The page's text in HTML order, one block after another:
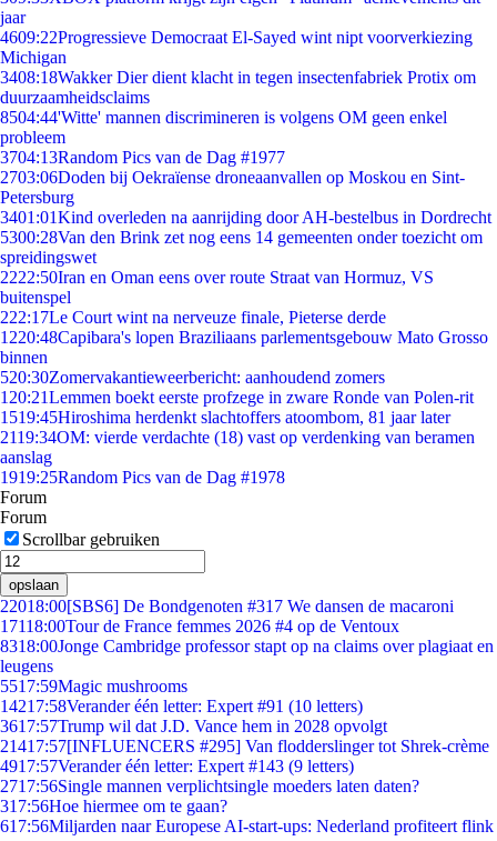
jaar
4609:22Progressieve Democraat El-Sayed wint nipt voorverkiezing
Michigan
3408:18Wakker Dier dient klacht in tegen insectenfabriek Protix om
duurzaamheidsclaims
8504:44'Witte' mannen discrimineren is volgens OM geen enkel
probleem
3704:13Random Pics van de Dag #1977
2703:06Doden bij Oekraïense droneaanvallen op Moskou en Sint-
Petersburg
3401:01Kind overleden na aanrijding door AH-bestelbus in Dordrecht
5300:28Van den Brink zet nog eens 14 gemeenten onder toezicht om
spreidingswet
2222:50Iran en Oman eens over route Straat van Hormuz, VS
buitenspel
222:17Le Court wint na nerveuze finale, Pieterse derde
1220:48Capibara's lopen Braziliaans parlementsgebouw Mato Grosso
binnen
520:30Zomervakantieweerbericht: aanhoudend zomers
1 20:21Lemmen boekt eerste profzege in zware Ronde van Polen-rit
1519:45Hiroshima herdenkt slachtoffers atoombom, 81 jaar later
2119:34OM: vierde verdachte (18) vast op verdenking van beramen
aanslag
1919:25Random Pics van de Dag #1978
Forum
Forum
Scrollbar gebruiken
opslaan
22018:00[SBS6] De Bondgenoten #317 We dansen de macaroni
17118:00Tour de France femmes 2026 #4 op de Ventoux
8318:00Jonge Cambridge professor stapt op na claims over plagiaat en
leugens
5517:59Magic mushrooms
14217:58Verander één letter: Expert #91 (10 letters)
3617:57Trump wil dat J.D. Vance hem in 2028 opvolgt
21417:57[INFLUENCERS #295] Van flodderslinger tot Shrek-crème
4917:57Verander één letter: Expert #143 (9 letters)
2717:56Single mannen verplichtsingle moeders laten daten?
317:56Hoe hiermee om te gaan?
617:56Miljarden naar Europese AI-start-ups: Nederland profiteert flink